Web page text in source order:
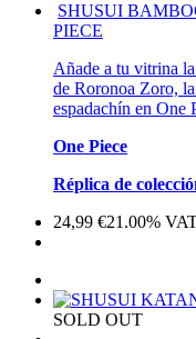
SHUSUI
PIECE
Añade a tu vitrina
de Roronoa Zoro,
espadachín en One
One Piece
Réplica de
24,99 €21.00%
SOLD OUT